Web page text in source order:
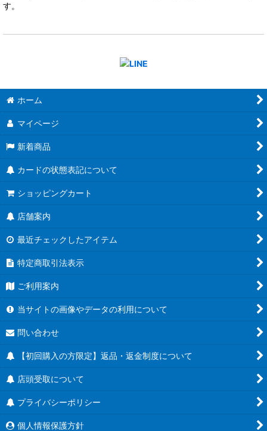
す。
ホーム
マイページ
新着商品
カードの状態表記について
ショッピングカート
店舗案内
最近チェックしたアイテム
特定商取引法表示
ご利用案内
当サイトの画像やデータの利用について
問い合わせ
【初回購入の方限定】返品・返金制度について
店頭受取について
プライバシーポリシー
個人情報保護方針